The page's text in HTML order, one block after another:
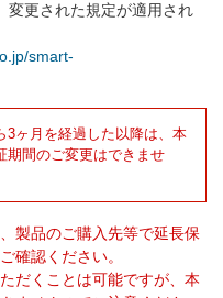
変更された規定が適用され
smart-
3ヶ月を経過した以降は、本
期間のご変更はできませ
製品のご購入先等で延長保
確認ください。
だくことは可能ですが、本